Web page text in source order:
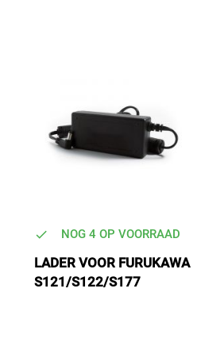
NOG 4 OP VOORRAAD
LADER VOOR FURUKAWA
S121/S122/S177